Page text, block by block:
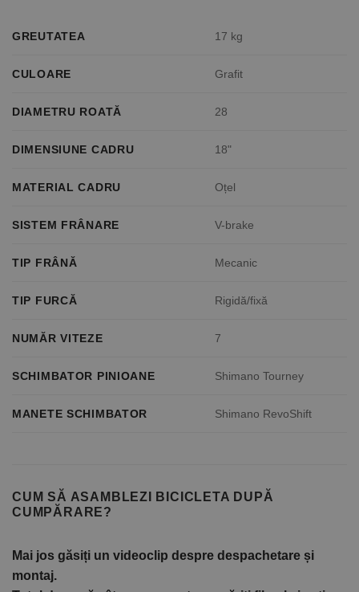
GREUTATEA 17 kg
CULOARE Grafit
DIAMETRU ROATĂ 28
DIMENSIUNE CADRU 18"
MATERIAL CADRU Oțel
SISTEM FRÂNARE V-brake
TIP FRÂNĂ Mecanic
TIP FURCĂ Rigidă/fixă
NUMĂR VITEZE 7
SCHIMBATOR PINIOANE Shimano Tourney
MANETE SCHIMBATOR Shimano RevoShift
CUM SĂ ASAMBLEZI BICICLETA DUPĂ
CUMPĂRARE?
Mai jos găsiți un videoclip despre despachetare și
montaj.